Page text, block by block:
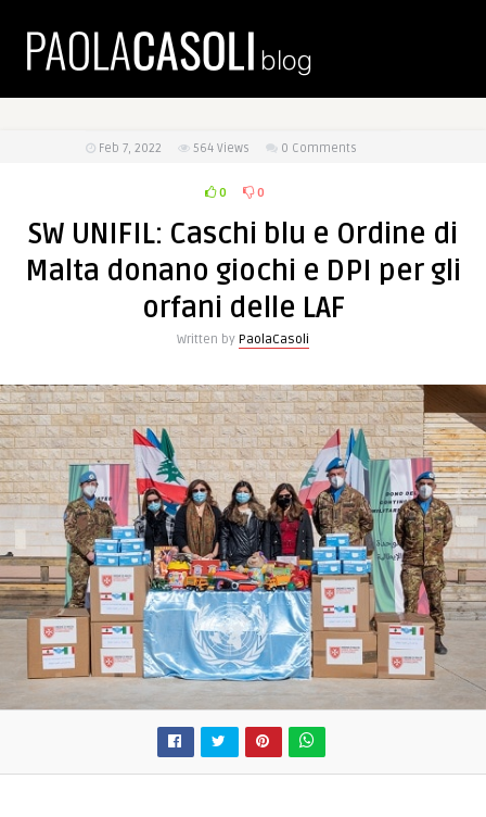
Feb 7, 2022 564 Views 0 Comments
0 0
SW UNIFIL: Caschi blu e Ordine di
Malta donano giochi e DPI per gli
orfani delle LAF
Written by PaolaCasoli